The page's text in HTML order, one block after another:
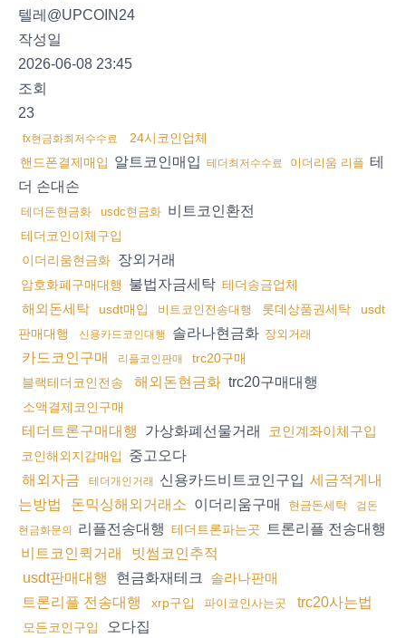
텔레@UPCOIN24
작성일
2026-06-08 23:45
조회
23
fx현금화최저수수료
24시코인업체
핸드폰결제매입 알트코인매입 테더최저수수료 이더리움 리플 테
더 손대손
테더돈현금화 usdc현금화 비트코인환전
테더코인이체구입
이더리움현금화 장외거래
암호화폐구매대행 불법자금세탁 테더송금업체
해외돈세탁 usdt매입 비트코인전송대행 롯데상품권세탁
usdt
판매대행
신용카드코인대행 솔라나현금화 장외거래
카드코인구매 리플코인판매
trc20구매
블랙테더코인전송
해외돈현금화 trc20구매대행
소액결제코인구매
테더트론구매대행 가상화폐선물거래 코인계좌이체구입
코인해외지갑매입 중고오다
해외자금 테더개인거래 신용카드비트코인구입 세금적게내
는방법
돈믹싱해외거래소 이더리움구매 현금돈세탁
검돈
현금화문의
리플전송대행 테더트론파는곳 트론리플 전송대행
비트코인퀵거래
빗썸코인추적
usdt판매대행
현금화재테크
솔라나판매
트론리플 전송대행
xrp구입 파이코인사는곳 trc20사는법
모든코인구입 오다집